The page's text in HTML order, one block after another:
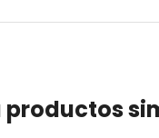
productos